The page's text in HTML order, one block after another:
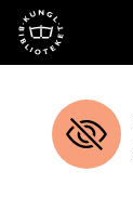
Till startsidan